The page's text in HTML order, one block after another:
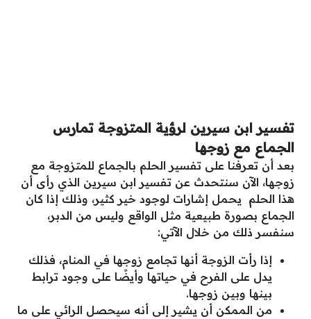
تفسير ابن سيرين لرؤية المتزوجة تمارس
الجماع مع زوجها
بعد أن تعرفنا على تفسير الحلم بالجماع للمتزوجة مع
زوجها، الآن سنتحدث عن تفسير ابن سيرين الذي رأى أن
هذا الحلم يحمل إشارات لوجود خير كثير، وذلك إذا كان
الجماع بصورة طبيعية مثل الواقع وليس من الدبر،
سنفسر ذلك من خلال الآتي:
إذا رأت الزوجة أنها تجامع زوجها في المنام، فذلك
يدل على الفرح في حياتها وأيضًا على وجود ترابط
بينها وبين زوجها.
من الممكن أن يشير إلى أنه سيحصل الرائي على ما